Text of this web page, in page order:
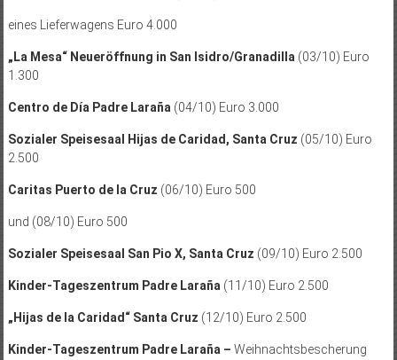
eines Lieferwagens Euro 4.000
„La Mesa“ Neueröffnung in San Isidro/Granadilla (03/10) Euro
1.300
Centro de Día Padre Laraña (04/10) Euro 3.000
Sozialer Speisesaal Hijas de Caridad, Santa Cruz (05/10) Euro
2.500
Caritas Puerto de la Cruz (06/10) Euro 500
und (08/10) Euro 500
Sozialer Speisesaal San Pio X, Santa Cruz (09/10) Euro 2.500
Kinder-Tageszentrum Padre Laraña (11/10) Euro 2.500
„Hijas de la Caridad“ Santa Cruz (12/10) Euro 2.500
Kinder-Tageszentrum Padre Laraña – Weihnachtsbescherung